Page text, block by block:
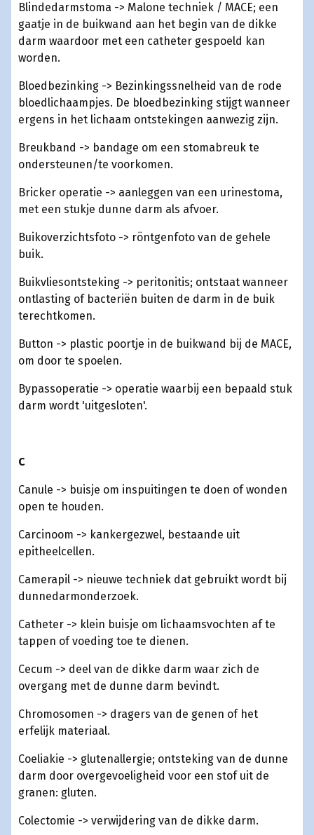
Blindedarmstoma -> Malone techniek / MACE; een
gaatje in de buikwand aan het begin van de dikke
darm waardoor met een catheter gespoeld kan
worden.
Bloedbezinking -> Bezinkingssnelheid van de rode
bloedlichaampjes. De bloedbezinking stijgt wanneer
ergens in het lichaam ontstekingen aanwezig zijn.
Breukband -> bandage om een stomabreuk te
ondersteunen/te voorkomen.
Bricker operatie -> aanleggen van een urinestoma,
met een stukje dunne darm als afvoer.
Buikoverzichtsfoto -> röntgenfoto van de gehele
buik.
Buikvliesontsteking -> peritonitis; ontstaat wanneer
ontlasting of bacteriën buiten de darm in de buik
terechtkomen.
Button -> plastic poortje in de buikwand bij de MACE,
om door te spoelen.
Bypassoperatie -> operatie waarbij een bepaald stuk
darm wordt 'uitgesloten'.
C
Canule -> buisje om inspuitingen te doen of wonden
open te houden.
Carcinoom -> kankergezwel, bestaande uit
epitheelcellen.
Camerapil -> nieuwe techniek dat gebruikt wordt bij
dunnedarmonderzoek.
Catheter -> klein buisje om lichaamsvochten af te
tappen of voeding toe te dienen.
Cecum -> deel van de dikke darm waar zich de
overgang met de dunne darm bevindt.
Chromosomen -> dragers van de genen of het
erfelijk materiaal.
Coeliakie -> glutenallergie; ontsteking van de dunne
darm door overgevoeligheid voor een stof uit de
granen: gluten.
Colectomie -> verwijdering van de dikke darm.